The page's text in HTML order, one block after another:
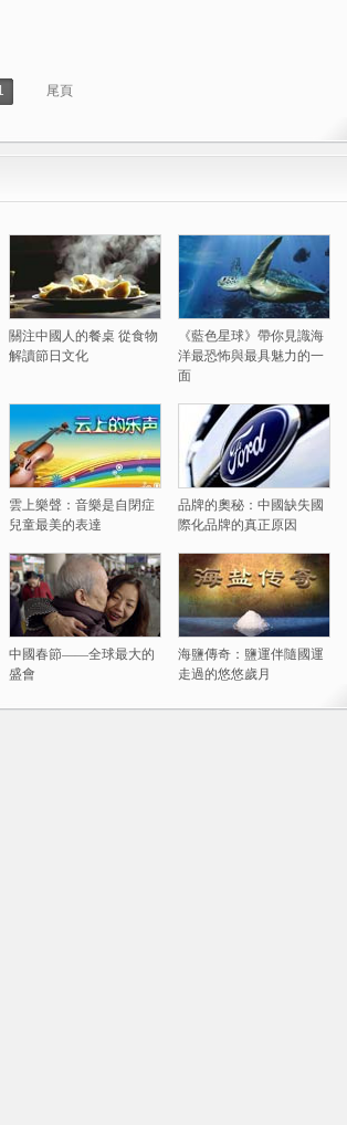
尾頁
關注中國人的餐桌 從食物
解讀節日文化
《藍色星球》帶你見識海
洋最恐怖與最具魅力的一
面
雲上樂聲：音樂是自閉症
兒童最美的表達
品牌的奧秘：中國缺失國
際化品牌的真正原因
中國春節——全球最大的
盛會
海鹽傳奇：鹽運伴隨國運
走過的悠悠歲月